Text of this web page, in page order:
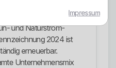
Die Stadtwerke
und Naturstrom-
2024 ist
erneuerbar.
Unternehmensmix
Impressum